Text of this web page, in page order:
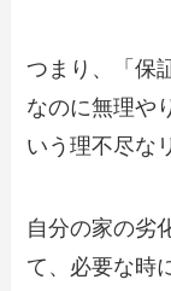
つまり、「保
なのに無理や
いう理不尽な
自分の家の劣
て、必要な時